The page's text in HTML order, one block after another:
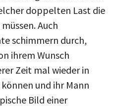
doppelten Last die
Auch
schimmern durch,
ihrem Wunsch
Zeit mal wieder in
und ihr Mann
Bild einer